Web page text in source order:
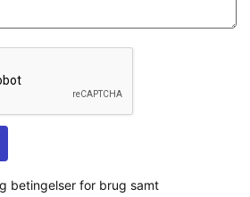
betingelser for brug samt